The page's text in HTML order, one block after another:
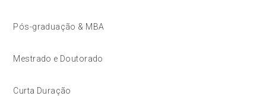
Pós-graduação & MBA
Mestrado e Doutorado
Curta Duração